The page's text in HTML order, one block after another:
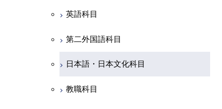
創造プロセス科目
共通専門科目
英語科目
第二外国語科目
日本語・日本文化科目
教職科目